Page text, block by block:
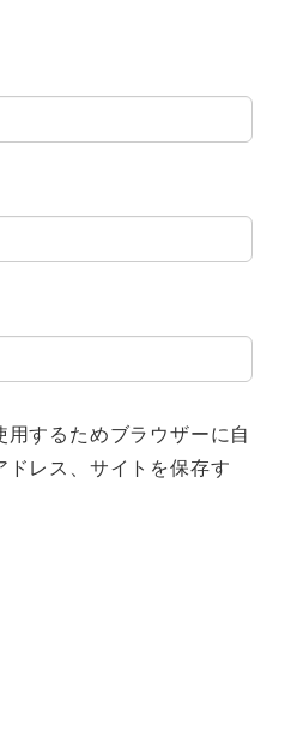
するためブラウザーに自
レス、サイトを保存す